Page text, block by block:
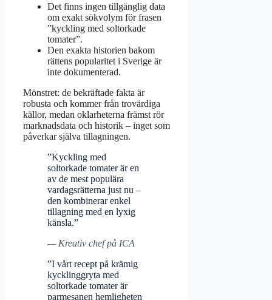
Det finns ingen tillgänglig data
om exakt sökvolym för frasen
”kyckling med soltorkade
tomater”.
Den exakta historien bakom
rättens popularitet i Sverige är
inte dokumenterad.
Mönstret: de bekräftade fakta är
robusta och kommer från trovärdiga
källor, medan oklarheterna främst rör
marknadsdata och historik – inget som
påverkar själva tillagningen.
”Kyckling med
soltorkade tomater är en
av de mest populära
vardagsrätterna just nu –
den kombinerar enkel
tillagning med en lyxig
känsla.”
— Kreativ chef på ICA
”I vårt recept på krämig
kycklinggryta med
soltorkade tomater är
parmesanen hemligheten